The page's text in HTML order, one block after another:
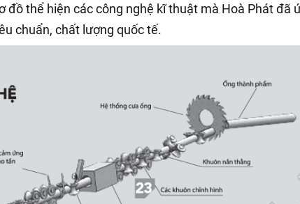
đồ thể hiện các công nghệ kĩ thuật mà Hoà Phát đã
chuẩn, chất lượng quốc tế.